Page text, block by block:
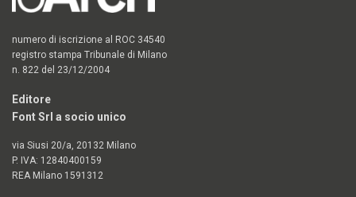
numero di iscrizione al ROC 34540
registro stampa Tribunale di Milano
n. 822 del 23/12/2004
Editore
Font Srl a socio unico
via Siusi 20/a, 20132 Milano
P. IVA: 12840400159
REA Milano 1591312